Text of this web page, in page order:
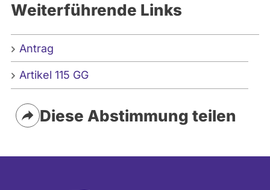
Weiterführende Links
Antrag
Artikel 115 GG
Diese Abstimmung teilen